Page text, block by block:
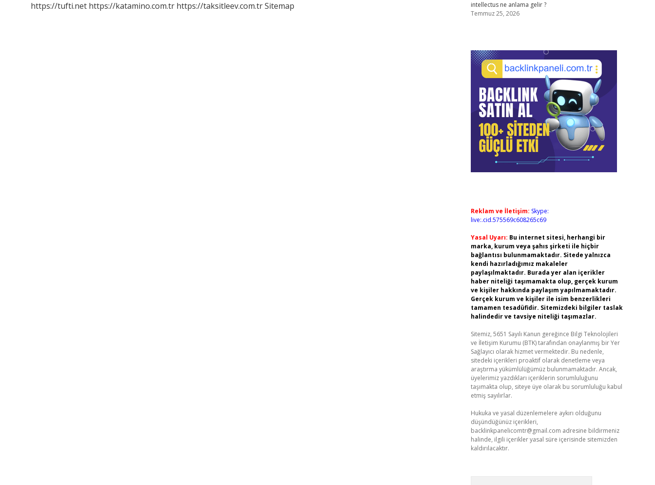
https://tufti.net https://katamino.com.tr https://taksitleev.com.trSitemap
intellectus ne anlama gelir ?
Temmuz 25, 2026
Reklam ve İletişim: Skype:
live:.cid.575569c608265c69
Yasal Uyarı: Bu internet sitesi, herhangi bir
marka, kurum veya şahıs şirketi ile hiçbir
bağlantısı bulunmamaktadır. Sitede yalnızca
kendi hazırladığımız makaleler
paylaşılmaktadır. Burada yer alan içerikler
haber niteliği taşımamakta olup, gerçek kurum
ve kişiler hakkında paylaşım yapılmamaktadır.
Gerçek kurum ve kişiler ile isim benzerlikleri
tamamen tesadüfidir. Sitemizdeki bilgiler taslak
halindedir ve tavsiye niteliği taşımazlar.
Sitemiz, 5651 Sayılı Kanun gereğince Bilgi Teknolojileri
ve İletişim Kurumu (BTK) tarafından onaylanmış bir Yer
Sağlayıcı olarak hizmet vermektedir. Bu nedenle,
sitedeki içerikleri proaktif olarak denetleme veya
araştırma yükümlülüğümüz bulunmamaktadır. Ancak,
üyelerimiz yazdıkları içeriklerin sorumluluğunu
taşımakta olup, siteye üye olarak bu sorumluluğu kabul
etmiş sayılırlar.
Hukuka ve yasal düzenlemelere aykırı olduğunu
düşündüğünüz içerikleri,
backlinkpanelicomtr@gmail.com adresine bildirmeniz
halinde, ilgili içerikler yasal süre içerisinde sitemizden
kaldırılacaktır.